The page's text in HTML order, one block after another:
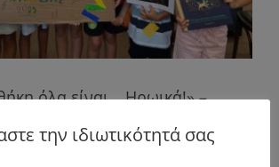
όλα είναι… Ηρωικά!» –
την ιδιωτικότητά σας